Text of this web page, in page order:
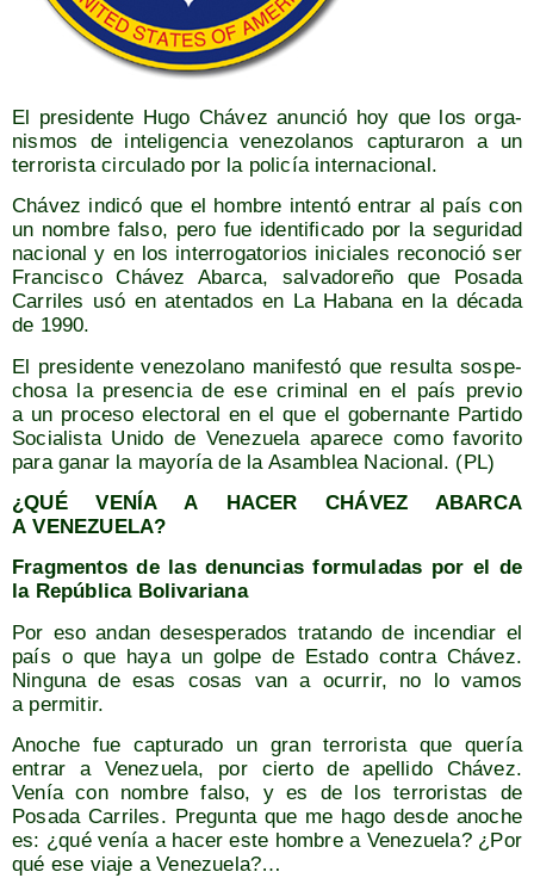
El pre­si­den­te Hugo Chá­vez anun­ció hoy que los orga­
nis­mos de inte­li­gen­cia vene­zo­la­nos cap­tu­ra­ron a un
terro­ris­ta cir­cu­la­do por la poli­cía internacional.
Chá­vez indi­có que el hom­bre inten­tó entrar al país con
un nom­bre fal­so, pero fue iden­ti­fi­ca­do por la segu­ri­dad
nacio­nal y en los inte­rro­ga­to­rios ini­cia­les reco­no­ció ser
Fran­cis­co Chá­vez Abar­ca, sal­va­do­re­ño que Posa­da
Carri­les usó en aten­ta­dos en La Haba­na en la déca­da
de 1990.
El pre­si­den­te vene­zo­lano mani­fes­tó que resul­ta sos­pe­
cho­sa la pre­sen­cia de ese cri­mi­nal en el país pre­vio
a un pro­ce­so elec­to­ral en el que el gober­nan­te Par­ti­do
Socia­lis­ta Uni­do de Vene­zue­la apa­re­ce como favo­ri­to
para ganar la mayo­ría de la Asam­blea Nacio­nal. (PL)
¿QUÉ VENÍA A HACER CHÁVEZ ABARCA
A VENEZUELA?
Frag­men­tos de las denun­cias for­mu­la­das por el de
la Repú­bli­ca Bolivariana
Por eso andan deses­pe­ra­dos tra­tan­do de incen­diar el
país o que haya un gol­pe de Esta­do con­tra Chá­vez.
Nin­gu­na de esas cosas van a ocu­rrir, no lo vamos
a permitir.
Ano­che fue cap­tu­ra­do un gran terro­ris­ta que que­ría
entrar a Vene­zue­la, por cier­to de ape­lli­do Chá­vez.
Venía con nom­bre fal­so, y es de los terro­ris­tas de
Posa­da Carri­les. Pre­gun­ta que me hago des­de ano­che
es: ¿qué venía a hacer este hom­bre a Vene­zue­la? ¿Por
qué ese via­je a Venezuela?…